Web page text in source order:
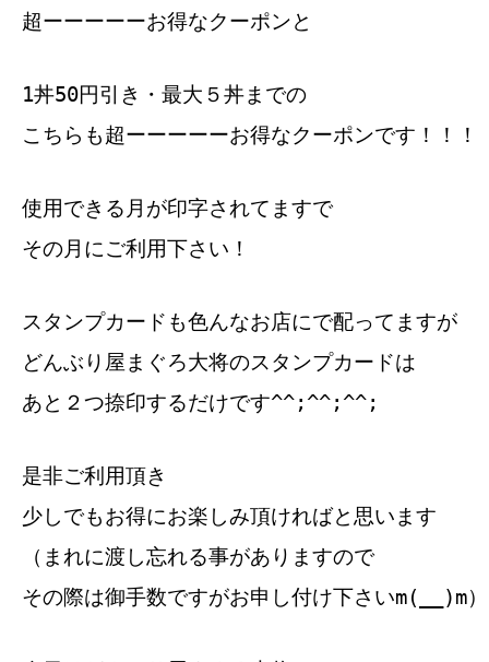
超ーーーーーお得なクーポンと
1丼50円引き・最大５丼までの
こちらも超ーーーーーお得なクーポンです！！！
使用できる月が印字されてますで
その月にご利用下さい！
スタンプカードも色んなお店にで配ってますが
どんぶり屋まぐろ大将のスタンプカードは
あと２つ捺印するだけです^^;^^;^^;
是非ご利用頂き
少しでもお得にお楽しみ頂ければと思います
（まれに渡し忘れる事がありますので
その際は御手数ですがお申し付け下さいm(__)m）